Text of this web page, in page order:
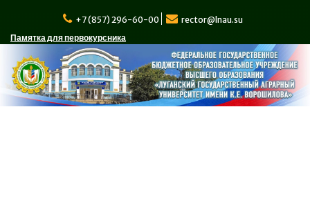
содержимому
+7 (857) 296-60-00
rector@lnau.su
Памятка для первокурсника